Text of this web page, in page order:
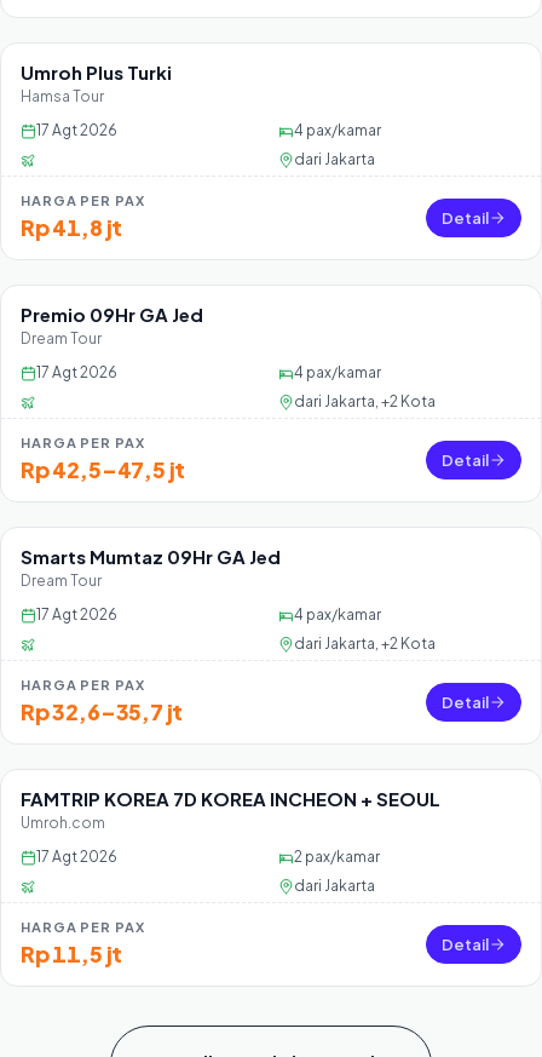
Sisa 30 seat
Umroh Plus Turki
Hamsa Tour
17 Agt 2026
4 pax/kamar
dari Jakarta
HARGA PER PAX
Rp 41,8 jt Detail
Sisa 36 seat
Premio 09Hr GA Jed
Dream Tour
17 Agt 2026
4 pax/kamar
dari Jakarta, +2 Kota
HARGA PER PAX
Rp 42,5–47,5 jt Detail
Sisa 20 seat
Smarts Mumtaz 09Hr GA Jed
Dream Tour
17 Agt 2026
4 pax/kamar
dari Jakarta, +2 Kota
HARGA PER PAX
Rp 32,6–35,7 jt Detail
Sisa 45 seat
FAMTRIP KOREA 7D KOREA INCHEON + SEOUL
Umroh.com
17 Agt 2026
2 pax/kamar
dari Jakarta
HARGA PER PAX
Rp 11,5 jt Detail